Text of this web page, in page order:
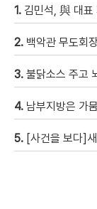
1. 김민석, 與 대표
2. 백악관 무도회
3. 불닭소스 주고
4. 남부지방은 가
5. [사건을 보다]